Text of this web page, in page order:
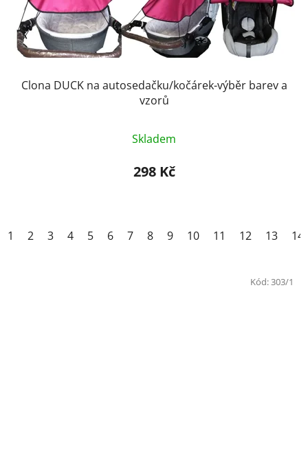
Clona DUCK na autosedačku/kočárek-výběr barev a
vzorů
Skladem
298 Kč
1 2 3 4 5 6 7 8 9 10 11 12 13 14
Kód:303/1